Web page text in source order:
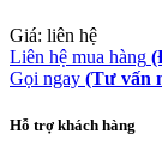
Giá: liên hệ
Liên hệ mua hàng
Gọi ngay (Tư vấn
Hỗ trợ khách hàng